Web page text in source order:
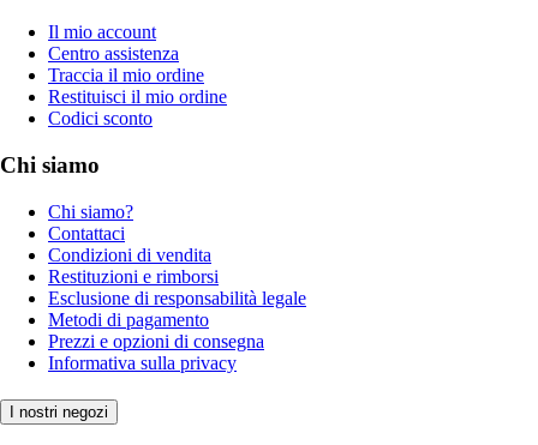
Il mio account
Centro assistenza
Traccia il mio ordine
Restituisci il mio ordine
Codici sconto
Chi siamo
Chi siamo?
Contattaci
Condizioni di vendita
Restituzioni e rimborsi
Esclusione di responsabilità legale
Metodi di pagamento
Prezzi e opzioni di consegna
Informativa sulla privacy
I nostri negozi